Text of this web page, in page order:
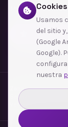
Mataró (
Déjanos tu
Zonas de cobertura·
Sabadell
Ver todas las zonas →
Usamos
del sitio
(Google
Google).
nuestra